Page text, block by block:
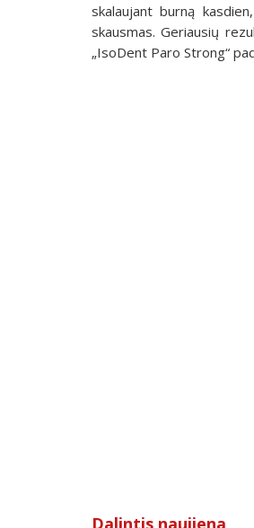
skalaujant burną
skausmas. Geriausių
„IsoDent Paro Strong“
Dalintis naujiena